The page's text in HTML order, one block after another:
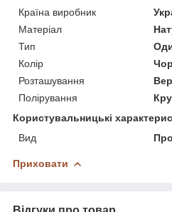
Країна виробник
Матеріал
Тип
Колір
Розташування
Полірування
Користувальницькі
Вид
Приховати